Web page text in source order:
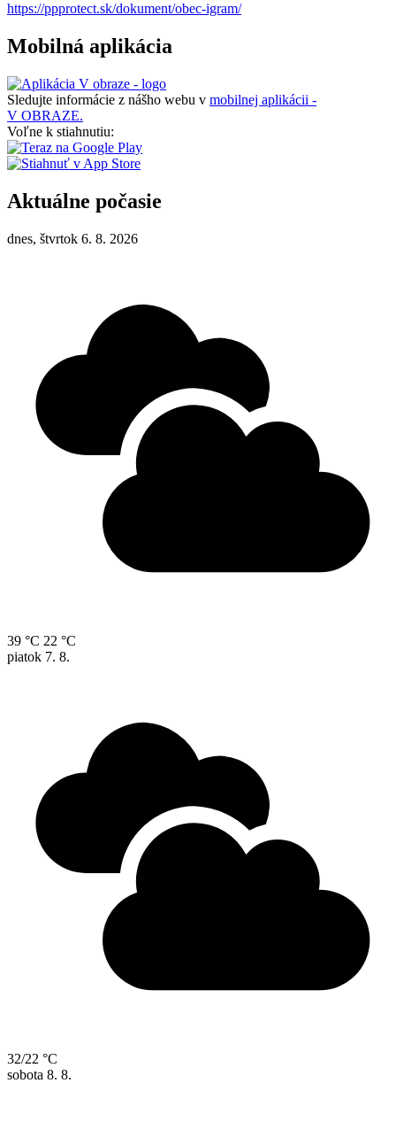
https://ppprotect.sk/dokument/obec-igram/
Mobilná aplikácia
Sledujte informácie z nášho webu v mobilnej aplikácii -
V OBRAZE.
Voľne k stiahnutiu:
Aktuálne počasie
dnes, štvrtok 6. 8. 2026
39 °C 22 °C
piatok 7. 8.
32/22 °C
sobota 8. 8.